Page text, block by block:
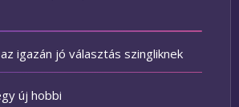
igazán jó választás szingliknek
új hobbi